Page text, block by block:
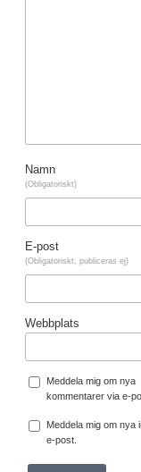
Namn
(Obligatoriskt)
E-post
(Obligatoriskt, publiceras ej)
Webbplats
Meddela mig om nya
kommentarer via e-
Meddela mig om nya
e-post.